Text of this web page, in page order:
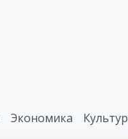
Экономика